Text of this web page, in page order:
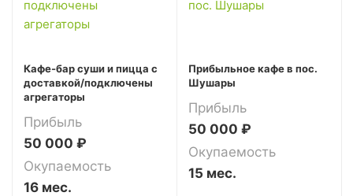
Кафе-бар суши и пицца с
доставкой/подключены
агрегаторы
Прибыль
50 000 ₽
Окупаемость
16 мес.
Прибыльное кафе в пос.
Шушары
Прибыль
50 000 ₽
Окупаемость
15 мес.